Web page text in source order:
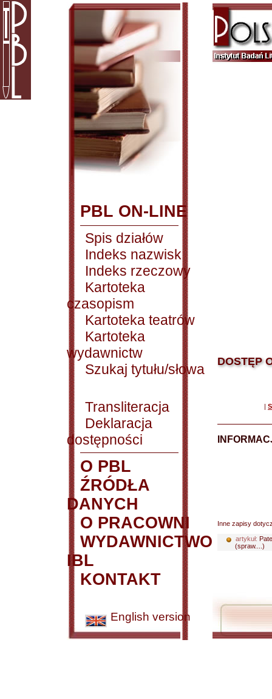
PBL ON-LINE
Spis działów
Indeks nazwisk
Indeks rzeczowy
Kartoteka
czasopism
Kartoteka teatrów
Kartoteka
wydawnictw
Szukaj tytułu/słowa
Transliteracja
Deklaracja
dostępności
O PBL
ŹRÓDŁA
DANYCH
O PRACOWNI
WYDAWNICTWO
IBL
KONTAKT
English version
DOSTĘP
|
Inne zapisy
artykuł:
(spraw....)